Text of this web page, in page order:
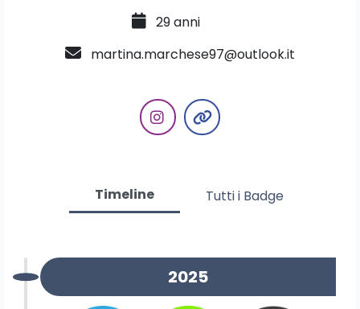
29 anni
martina.marchese97@outlook.it
Timeline Tutti i Badge
2025